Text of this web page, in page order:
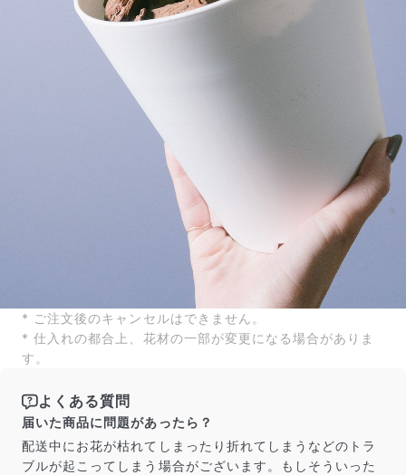
* ご注文後のキャンセルはできません。
* 仕入れの都合上、花材の一部が変更になる場合がありま
す。
よくある質問
届いた商品に問題があったら？
配送中にお花が枯れてしまったり折れてしまうなどのトラ
ブルが起こってしまう場合がございます。もしそういった